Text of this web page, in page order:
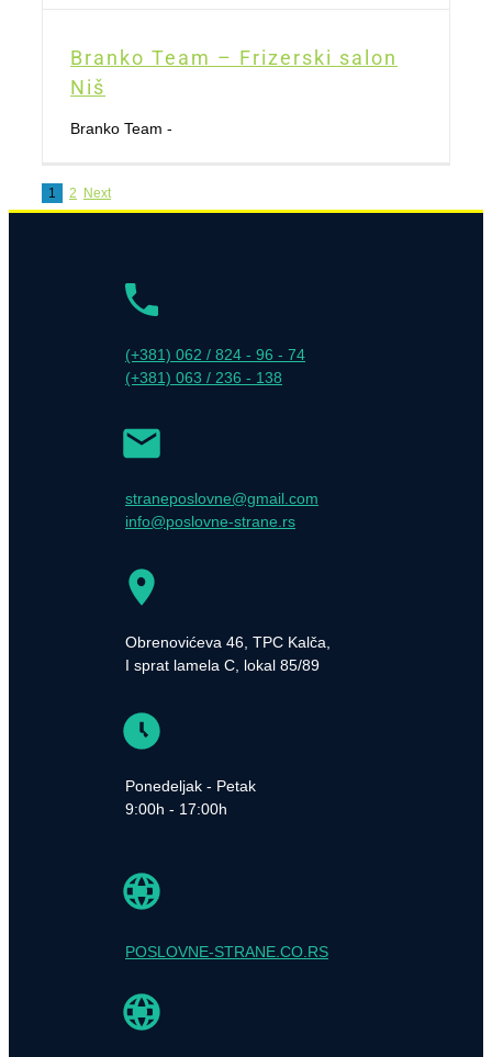
Branko Team – Frizerski salon
Niš
Branko Team -
1 2 Next
(+381) 062 / 824 - 96 - 74
(+381) 063 / 236 - 138
straneposlovne@gmail.com
info@poslovne-strane.rs
Obrenovićeva 46, TPC Kalča,
I sprat lamela C, lokal 85/89
Ponedeljak - Petak
9:00h - 17:00h
POSLOVNE-STRANE.CO.RS